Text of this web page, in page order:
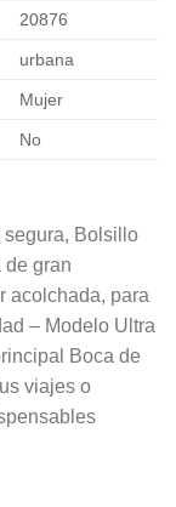
20876
urbana
Mujer
No
segura, Bolsillo
de gran
acolchada, para
– Modelo Ultra
Boca de
viajes o